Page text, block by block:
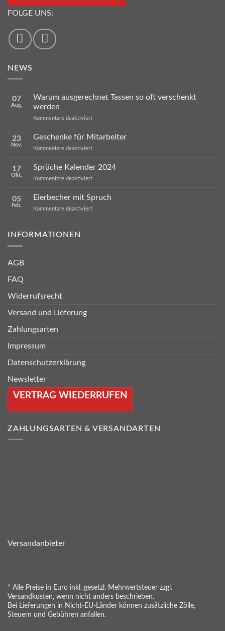
FOLGE UNS:
NEWS
07
Aug.
Warum ausgerechnet Tassen so oft verschenkt
werden
Kommentare deaktiviertfür
Tassen
so
werden
23
Nov.
Geschenke für Mitarbeiter
Kommentare deaktiviertfür
Mitarbeiter
17
Okt.
Sprüche Kalender 2024
Kommentare deaktiviertfür
2024
05
Feb.
Eierbecher mit Spruch
Kommentare deaktiviertfür
INFORMATIONEN
AGB
FAQ
Widerrufsrecht
Versand und Lieferung
Zahlungsarten
Impressum
Datenschutzerklärung
Newsletter
VERTRAG WIEDERRUFEN
ZAHLUNGSARTEN & VERSANDARTEN
Versandanbieter
* Alle Preise in Euro inkl. gesetzl. Mehrwertsteuer zzgl.
Versandkosten, wenn nicht anders beschrieben.
Bei Lieferungen in Nicht-EU-Länder können zusätzliche Zölle,
Steuern und Gebühren anfallen.